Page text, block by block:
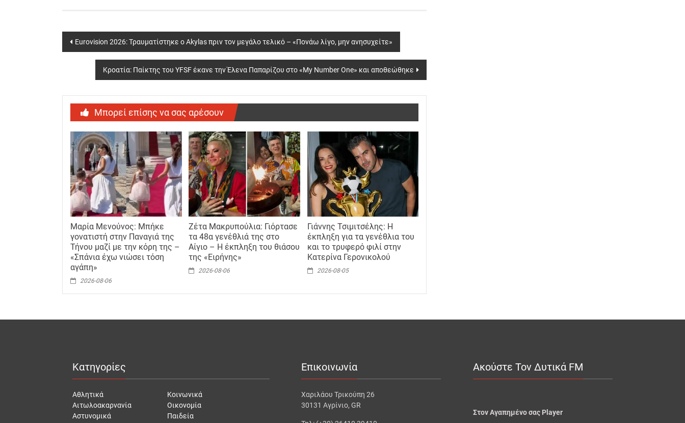
Post
navigation
Eurovision 2026: Τραυματίστηκε ο Akylas πριν τον μεγάλο τελικό – «Πονάω λίγο, μην ανησυχείτε»
Κροατία: Παίκτης του YFSF έκανε την Έλενα Παπαρίζου στο «My Number One» και αποθεώθηκε
Μπορεί επίσης να σας αρέσουν
Μαρία Μενούνος: Μπήκε
γονατιστή στην Παναγιά της
Τήνου μαζί με την κόρη της –
«Σπάνια έχω νιώσει τόση
αγάπη»
2026-08-06
Ζέτα Μακρυπούλια: Γιόρτασε
τα 48α γενέθλιά της στο
Αίγιο – Η έκπληξη του θιάσου
της «Ειρήνης»
2026-08-06
Γιάννης Τσιμιτσέλης: Η
έκπληξη για τα γενέθλια του
και το τρυφερό φιλί στην
Κατερίνα Γερονικολού
2026-08-05
Κατηγορίες
Αθλητικά
Αιτωλοακαρνανία
Αστυνομικά
Κοινωνικά
Οικονομία
Παιδεία
Επικοινωνία
Χαριλάου Τρικούπη 26
30131 Αγρίνιο, GR
Ακούστε Τον Δυτικά FM
Στον Αγαπημένο σας Player